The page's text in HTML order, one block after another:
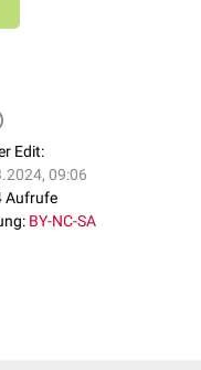
Edit:
09:06
Aufrufe
BY-NC-SA